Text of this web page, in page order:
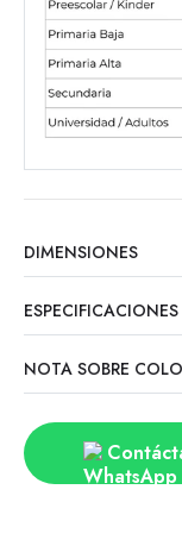
DIMENSIONES
ESPECIFICACIONES
NOTA SOBRE